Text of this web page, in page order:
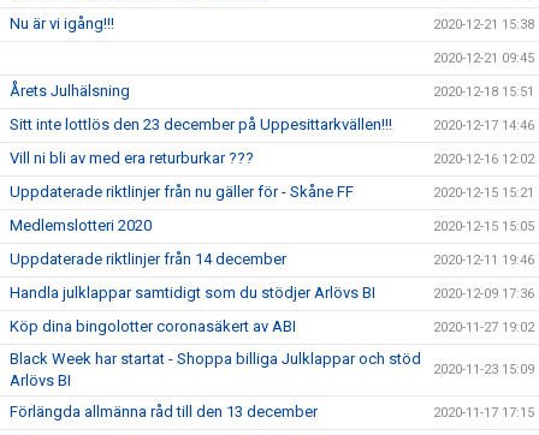
Nu är vi igång!!! 2020-12-21 15:38
2020-12-21 09:45
Årets Julhälsning 2020-12-18 15:51
Sitt inte lottlös den 23 december på Uppesittarkvällen!!! 2020-12-17 14:46
Vill ni bli av med era returburkar ??? 2020-12-16 12:02
Uppdaterade riktlinjer från nu gäller för - Skåne FF 2020-12-15 15:21
Medlemslotteri 2020 2020-12-15 15:05
Uppdaterade riktlinjer från 14 december 2020-12-11 19:46
Handla julklappar samtidigt som du stödjer Arlövs BI 2020-12-09 17:36
Köp dina bingolotter coronasäkert av ABI 2020-11-27 19:02
Black Week har startat - Shoppa billiga Julklappar och stöd
Arlövs BI
2020-11-23 15:09
Förlängda allmänna råd till den 13 december 2020-11-17 17:15